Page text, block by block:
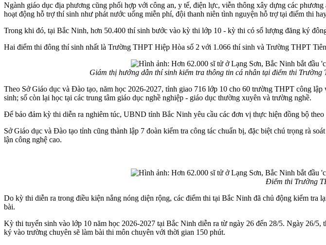
Ngành giáo dục địa phương cũng phối hợp với công an, y tế, điện lực, viễn thông xây dựng các
hoạt động hỗ trợ thí sinh như phát nước uống miễn phí, đội thanh niên tình nguyện hỗ trợ tại điểm thi
Trong khi đó, tại Bắc Ninh, hơn 50.400 thí sinh bước vào kỳ thi lớp 10 - kỳ thi có số lượng đăng ký
Hai điểm thi đông thí sinh nhất là Trường THPT Hiệp Hòa số 2 với 1.066 thí sinh và Trường THPT
Giám thị hướng dẫn thí sinh kiểm tra thông tin cá nhân tại điểm thi
Theo Sở Giáo dục và Đào tạo, năm học 2026-2027, tỉnh giao 716 lớp 10 cho 60 trường THPT công
sinh; số còn lại học tại các trung tâm giáo dục nghề nghiệp - giáo dục thường xuyên và trường nghề.
Để bảo đảm kỳ thi diễn ra nghiêm túc, UBND tỉnh Bắc Ninh yêu cầu các đơn vị thực hiện đồng bộ
Sở Giáo dục và Đào tạo tỉnh cũng thành lập 7 đoàn kiểm tra công tác chuẩn bị, đặc biệt chú trọng rà
lận công nghệ cao.
Điểm thi Trường
Do kỳ thi diễn ra trong điều kiện nắng nóng diện rộng, các điểm thi tại Bắc Ninh đã chủ động kiểm tra
bài.
Kỳ thi tuyển sinh vào lớp 10 năm học 2026-2027 tại Bắc Ninh diễn ra từ ngày 26 đến 28/5. Ngày 26/
ký vào trường chuyên sẽ làm bài thi môn chuyên với thời gian 150 phút.